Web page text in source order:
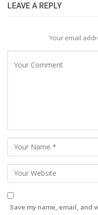
LEAVE A REPLY
Your email
Save my name, email, and